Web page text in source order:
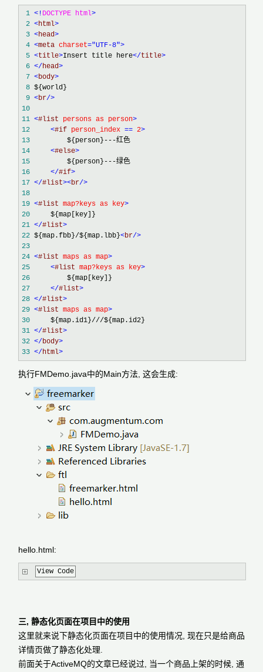
1 <! DOCTYPE html>
2 <html>
3 <head>
4 <meta charset="UTF-8">
5 <title>Insert title here</title>
6 </head>
7 <body>
8
9 <br/>
10
11 <#list persons as person>
12
<#if person_index == 2>
13
14
<#else>
15
16
</#if>
17 </#list><br/>
18
19 <#list map?keys as key>
20
21 </#list>
22 ${map.fbb}/${map.lbb}<br/>
23
24 <#list maps as map>
25
<#list map?keys as key>
26
27
</#list>
28 </#list>
29 <#list maps as map>
30
31 </#list>
32 </body>
33 </html>
执行FMDemo.java中的Main方法, 这会生成:
hello.html:
View Code
三, 静态化页面在项目中的使用
这里就来说下静态化页面在项目中的使用情况, 现在只是给商品
详情页做了静态化处理.
前面关于ActiveMQ的文章已经说过, 当一个商品上架的时候, 通